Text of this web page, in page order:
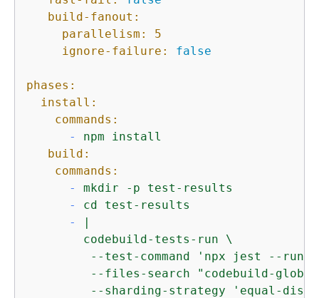
build-fanout:
parallelism:
5
ignore-failure:
false
phases:
install:
commands:
-
npm
install
build:
commands:
-
mkdir -p
test-results
-
cd
test-results
-
|
        codebuild-tests-run \
--test-command 'npx jest --
--files-search "codebuild-glob-
--sharding-strategy 'equal-